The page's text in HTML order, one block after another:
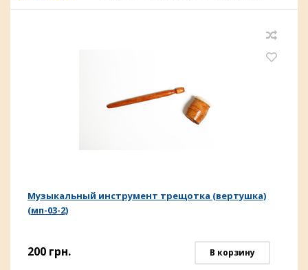
Музыкальный инструмент трещотка (вертушка)
(мп-03-2)
200 грн. В корзину